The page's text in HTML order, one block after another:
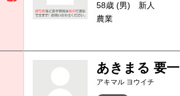
58歳 (男)
新人
農業
あきまる 要一
アキマル ヨウイチ